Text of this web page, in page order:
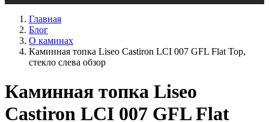
Главная
Блог
О каминах
Каминная топка Liseo Castiron LCI 007 GFL Flat Top,
стекло слева обзор
Каминная топка Liseo
Castiron LCI 007 GFL Flat